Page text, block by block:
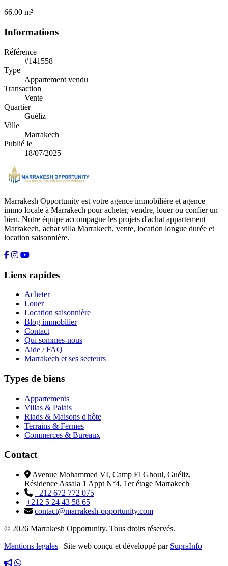
66.00 m²
Informations
Référence
#141558
Type
Appartement vendu
Transaction
Vente
Quartier
Guéliz
Ville
Marrakech
Publié le
18/07/2025
Marrakesh Opportunity est votre agence immobilière et agence
immo locale à Marrakech pour acheter, vendre, louer ou confier un
bien. Notre équipe accompagne les projets d'achat appartement
Marrakech, achat villa Marrakech, vente, location longue durée et
location saisonnière.
Liens rapides
Acheter
Louer
Location saisonnière
Blog immobilier
Contact
Qui sommes-nous
Aide / FAQ
Marrakech et ses secteurs
Types de biens
Appartements
Villas & Palais
Riads & Maisons d'hôte
Terrains & Fermes
Commerces & Bureaux
Contact
Avenue Mohammed VI, Camp El Ghoul, Guéliz,
Résidence Assala 1 Appt N°4, 1er étage Marrakech
+212 672 772 075
+212 5 24 43 58 65
contact@marrakesh-opportunity.com
© 2026 Marrakesh Opportunity. Tous droits réservés.
Mentions legales | Site web conçu et développé par SupraInfo